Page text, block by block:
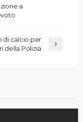
a
di calcio per
della Polizia